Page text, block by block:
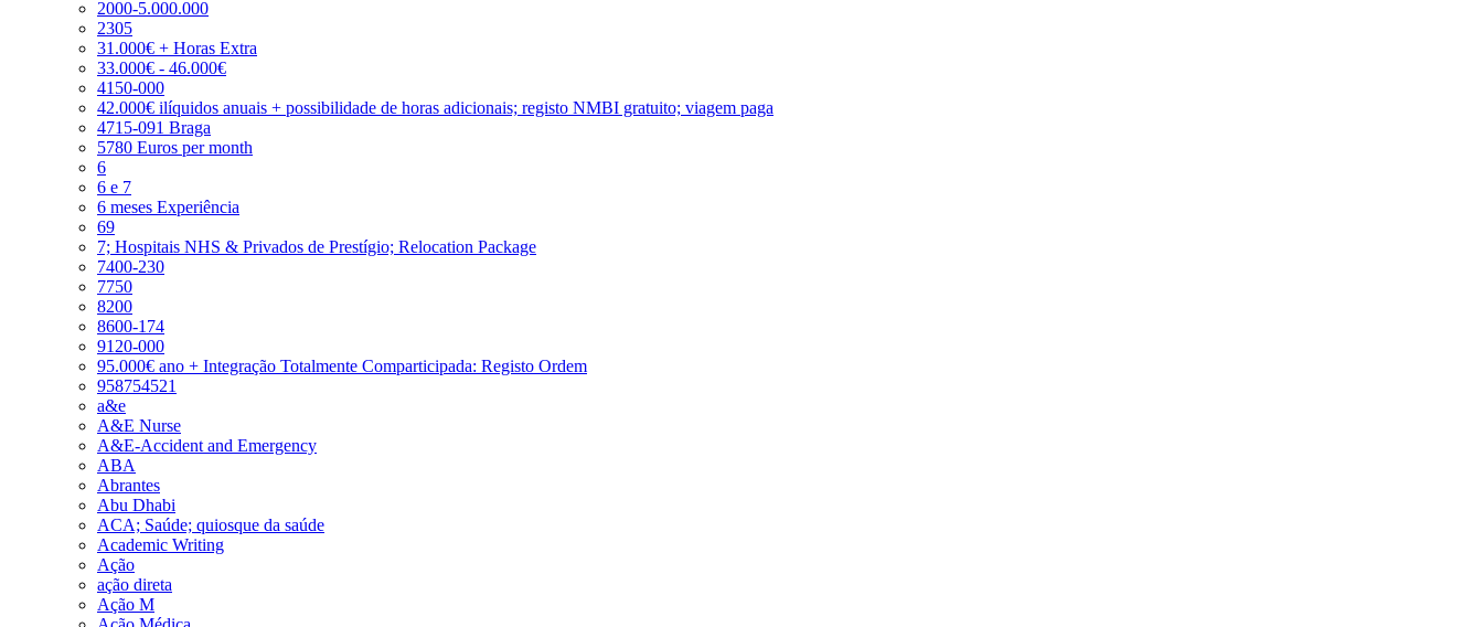
2000-5.000.000
2305
31.000€ + Horas Extra
33.000€ - 46.000€
4150-000
42.000€ ilíquidos anuais + possibilidade de horas adicionais; registo NMBI gratuito; viagem paga
4715-091 Braga
5780 Euros per month
6
6 e 7
6 meses Experiência
69
7; Hospitais NHS & Privados de Prestígio; Relocation Package
7400-230
7750
8200
8600-174
9120-000
95.000€ ano + Integração Totalmente Comparticipada: Registo Ordem
958754521
a&e
A&E Nurse
A&E-Accident and Emergency
ABA
Abrantes
Abu Dhabi
ACA; Saúde; quiosque da saúde
Academic Writing
Ação
ação direta
Ação M